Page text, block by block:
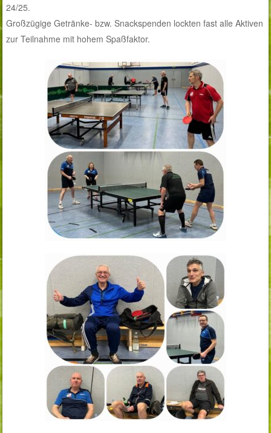
24/25.
Großzügige Getränke- bzw. Snackspenden lockten fast alle Aktiven
zur Teilnahme mit hohem Spaßfaktor.